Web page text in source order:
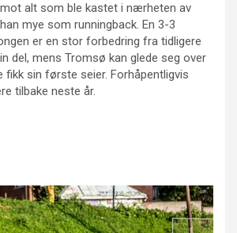
alt som ble kastet i nærheten av
mye som runningback. En 3-3
er en stor forbedring fra tidligere
del, mens Tromsø kan glede seg over
fikk sin første seier. Forhåpentligvis
tilbake neste år.